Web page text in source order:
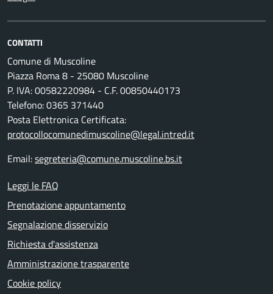
CONTATTI
Comune di Muscoline
Piazza Roma 8 - 25080 Muscoline
P. IVA: 00582220984 - C.F. 00850440173
Telefono: 0365 371440
Posta Elettronica Certificata:
protocollocomunedimuscoline@legal.intred.it
Email:segreteria@comune.muscoline.bs.it
Leggi le FAQ
Prenotazione appuntamento
Segnalazione disservizio
Richiesta d'assistenza
Amministrazione trasparente
Cookie policy